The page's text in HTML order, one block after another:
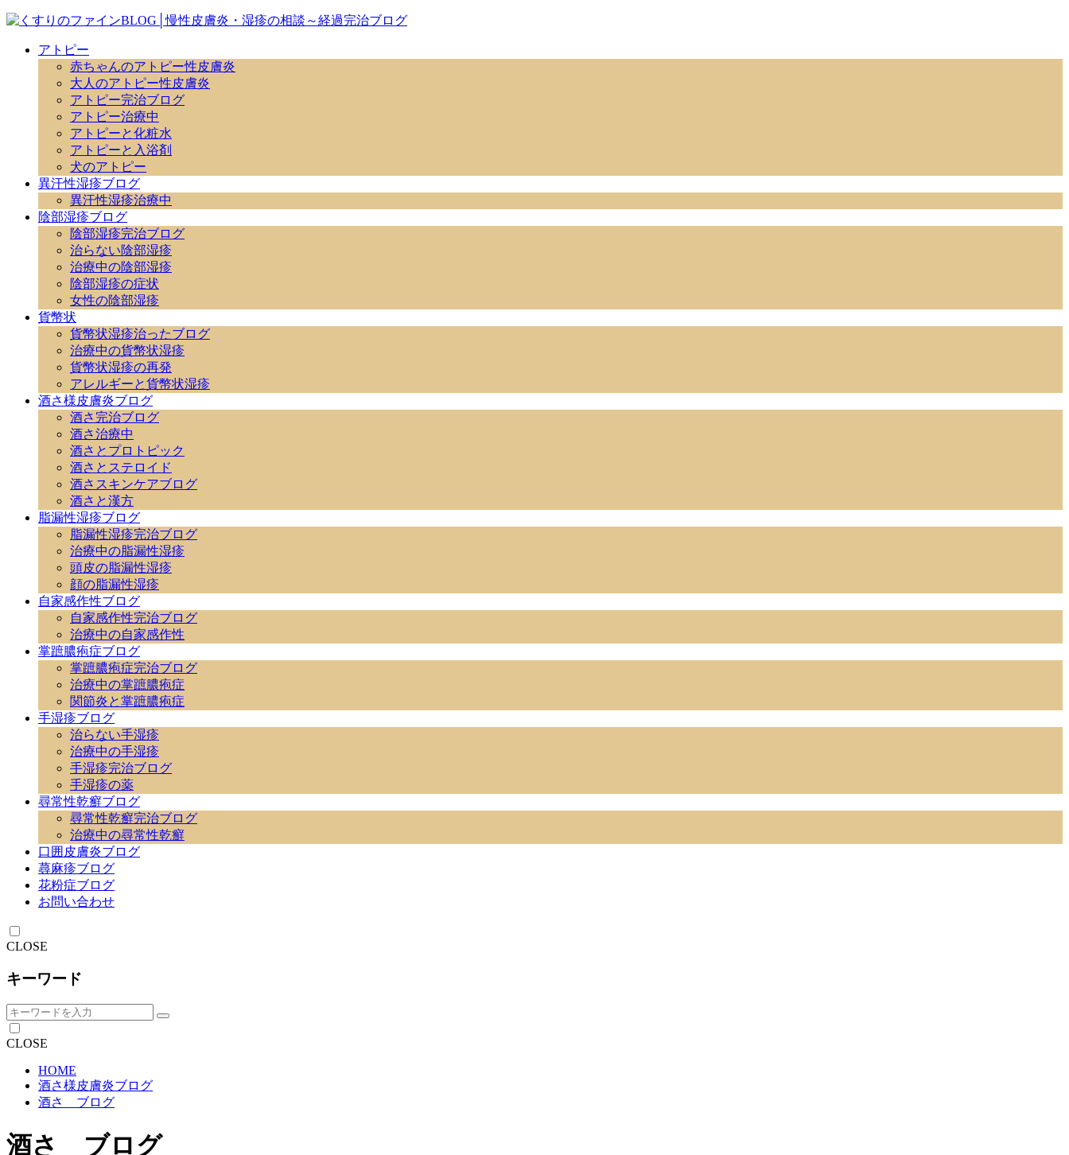
アトピー
赤ちゃんのアトピー性皮膚炎
大人のアトピー性皮膚炎
アトピー完治ブログ
アトピー治療中
アトピーと化粧水
アトピーと入浴剤
犬のアトピー
異汗性湿疹ブログ
異汗性湿疹治療中
陰部湿疹ブログ
陰部湿疹完治ブログ
治らない陰部湿疹
治療中の陰部湿疹
陰部湿疹の症状
女性の陰部湿疹
貨幣状
貨幣状湿疹治ったブログ
治療中の貨幣状湿疹
貨幣状湿疹の再発
アレルギーと貨幣状湿疹
酒さ様皮膚炎ブログ
酒さ完治ブログ
酒さ治療中
酒さとプロトピック
酒さとステロイド
酒さスキンケアブログ
酒さと漢方
脂漏性湿疹ブログ
脂漏性湿疹完治ブログ
治療中の脂漏性湿疹
頭皮の脂漏性湿疹
顔の脂漏性湿疹
自家感作性ブログ
自家感作性完治ブログ
治療中の自家感作性
掌蹠膿疱症ブログ
掌蹠膿疱症完治ブログ
治療中の掌蹠膿疱症
関節炎と掌蹠膿疱症
手湿疹ブログ
治らない手湿疹
治療中の手湿疹
手湿疹完治ブログ
手湿疹の薬
尋常性乾癬ブログ
尋常性乾癬完治ブログ
治療中の尋常性乾癬
口囲皮膚炎ブログ
蕁麻疹ブログ
花粉症ブログ
お問い合わせ
CLOSE
キーワード
CLOSE
HOME
酒さ様皮膚炎ブログ
酒さ ブログ
酒さ ブログ